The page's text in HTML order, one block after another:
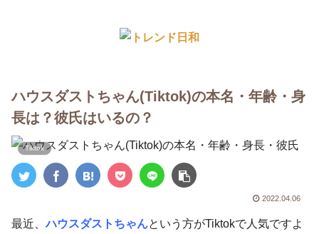
ハウスダストちゃん(Tiktok)の本名・年齢・身
長は？彼氏はいるの？
Tiktok
2022.04.06
最近、ハウスダストちゃんという方がTiktokで人気ですよ